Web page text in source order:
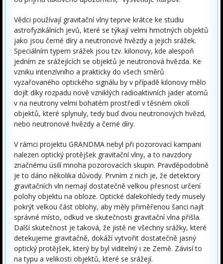
Vědci používají gravitační vlny teprve krátce ke studiu
astrofyzikálních jevů, které se týkají velmi hmotných objektů
jako jsou černé díry a neutronové hvězdy a jejich srážek.
Speciálním typem srážek jsou tzv. kilonovy, kde alespoň
jedním ze srážejících se objektů je neutronová hvězda. Ke
vzniku intenzívního a prakticky do všech směrů
vyzařovaného optického signálu by v případě kilonovy mělo
dojít díky rozpadu nově vzniklých radioaktivních jader atomů
v na neutrony velmi bohatém prostředí v těsném okolí
objektů, které splynuly, tedy buď dvou neutronových hvězd,
nebo neutronové hvězdy a černé díry.
V rámci projektu GRANDMA nebyl při pozorovací kampani
nalezen optický protějšek gravitační vlny, a to navzdory
značnému úsilí mnoha pozorovacích skupin. Pravděpodobně
je to dáno několika důvody. Prvním z nich je, že detektory
gravitačních vln nemají dostatečně velkou přesnost určení
polohy objektu na obloze. Optické dalekohledy tedy musely
pokrýt velkou část oblohy, aby měly přiměřenou šanci najít
správné místo, odkud ve skutečnosti gravitační vlna přišla.
Další skutečnost je taková, že jistě ne všechny srážky, které
detekujeme gravitačně, dokáží vytvořit dostatečně jasný
optický protějšek, který by byl viditelný i ze Země. Závisí to
na typu a velikosti objektů, které se srážejí.